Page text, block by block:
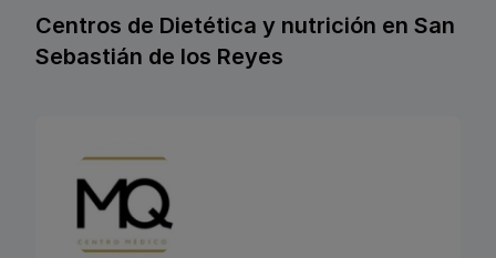
Centros de Dietética y nutrición en San
Sebastián de los Reyes